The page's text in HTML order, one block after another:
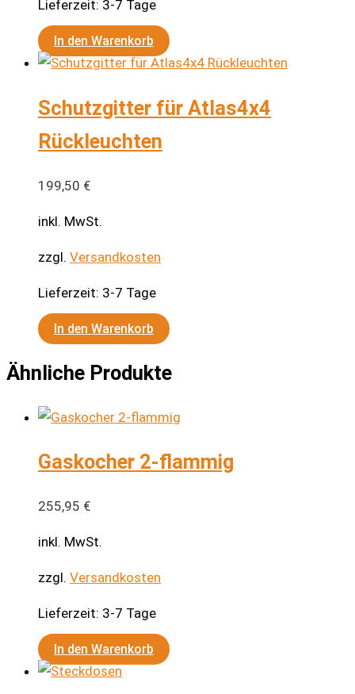
Lieferzeit: 3-7 Tage
In den Warenkorb
Schutzgitter für Atlas4x4
Rückleuchten
199,50 €
inkl. MwSt.
zzgl. Versandkosten
Lieferzeit: 3-7 Tage
In den Warenkorb
Ähnliche Produkte
Gaskocher 2-flammig
255,95 €
inkl. MwSt.
zzgl. Versandkosten
Lieferzeit: 3-7 Tage
In den Warenkorb